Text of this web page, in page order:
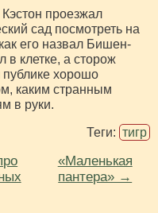
проезжал
сад посмотреть на
его назвал Бишен-
в клетке, а сторож
публике хорошо
каким странным
в руки.
Теги: тигр
«Маленькая
пантера» →